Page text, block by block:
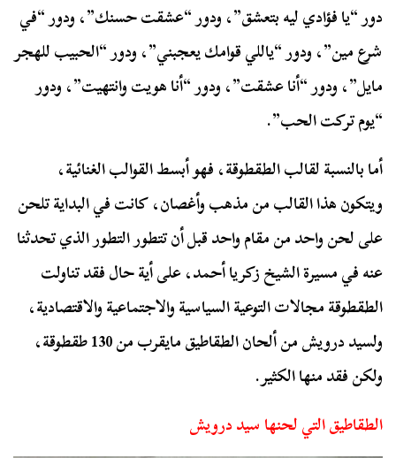
دور “يا فؤادي ليه بتعشق”، ودور “عشقت حسنك”، ودور “في
شرع مين”، ودور “ياللي قوامك يعجبني”، ودور “الحبيب للهجر
مايل”، ودور “أنا عشقت”، ودور “أنا هويت وانتهيت”، ودور
“يوم تركت الحب”.
أما بالنسبة لقالب الطقطوقة، فهو أبسط القوالب الغنائية،
ويتكون هذا القالب من مذهب وأغصان، كانت في البداية تلحن
على لحن واحد من مقام واحد قبل أن تتطور التطور الذي تحدثنا
عنه في مسيرة الشيخ زكريا أحمد، على أية حال فقد تناولت
الطقطوقة مجالات التوعية السياسية والاجتماعية والاقتصادية،
ولسيد درويش من ألحان الطقاطيق مايقرب من 130 طقطوقة،
ولكن فقد منها الكثير.
الطقاطيق التي لحنها سيد درويش